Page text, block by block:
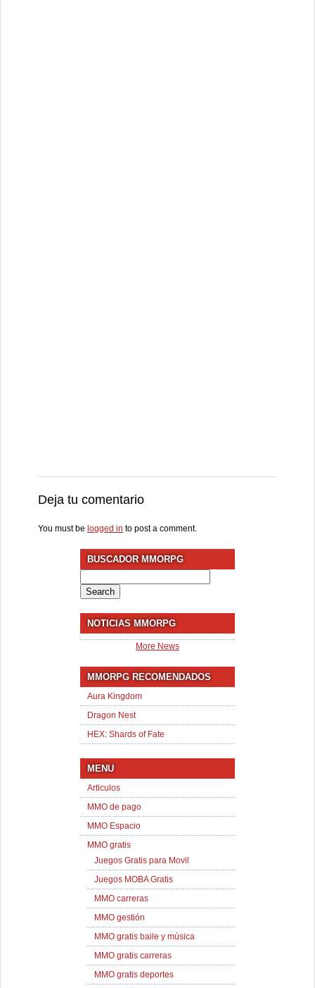
Deja tu comentario
You must be logged in to post a comment.
BUSCADOR MMORPG
for:
NOTICIAS MMORPG
More News
MMORPG RECOMENDADOS
Aura Kingdom
Dragon Nest
HEX: Shards of Fate
MENU
Articulos
MMO de pago
MMO Espacio
MMO gratis
Juegos Gratis para Movil
Juegos MOBA Gratis
MMO carreras
MMO gestión
MMO gratis baile y música
MMO gratis carreras
MMO gratis deportes